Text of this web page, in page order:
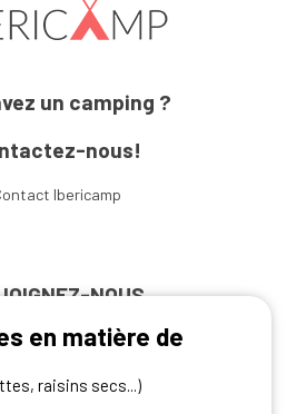
un camping ?
nous!
Ibericamp
NOUS
en matière de
raisins secs...)